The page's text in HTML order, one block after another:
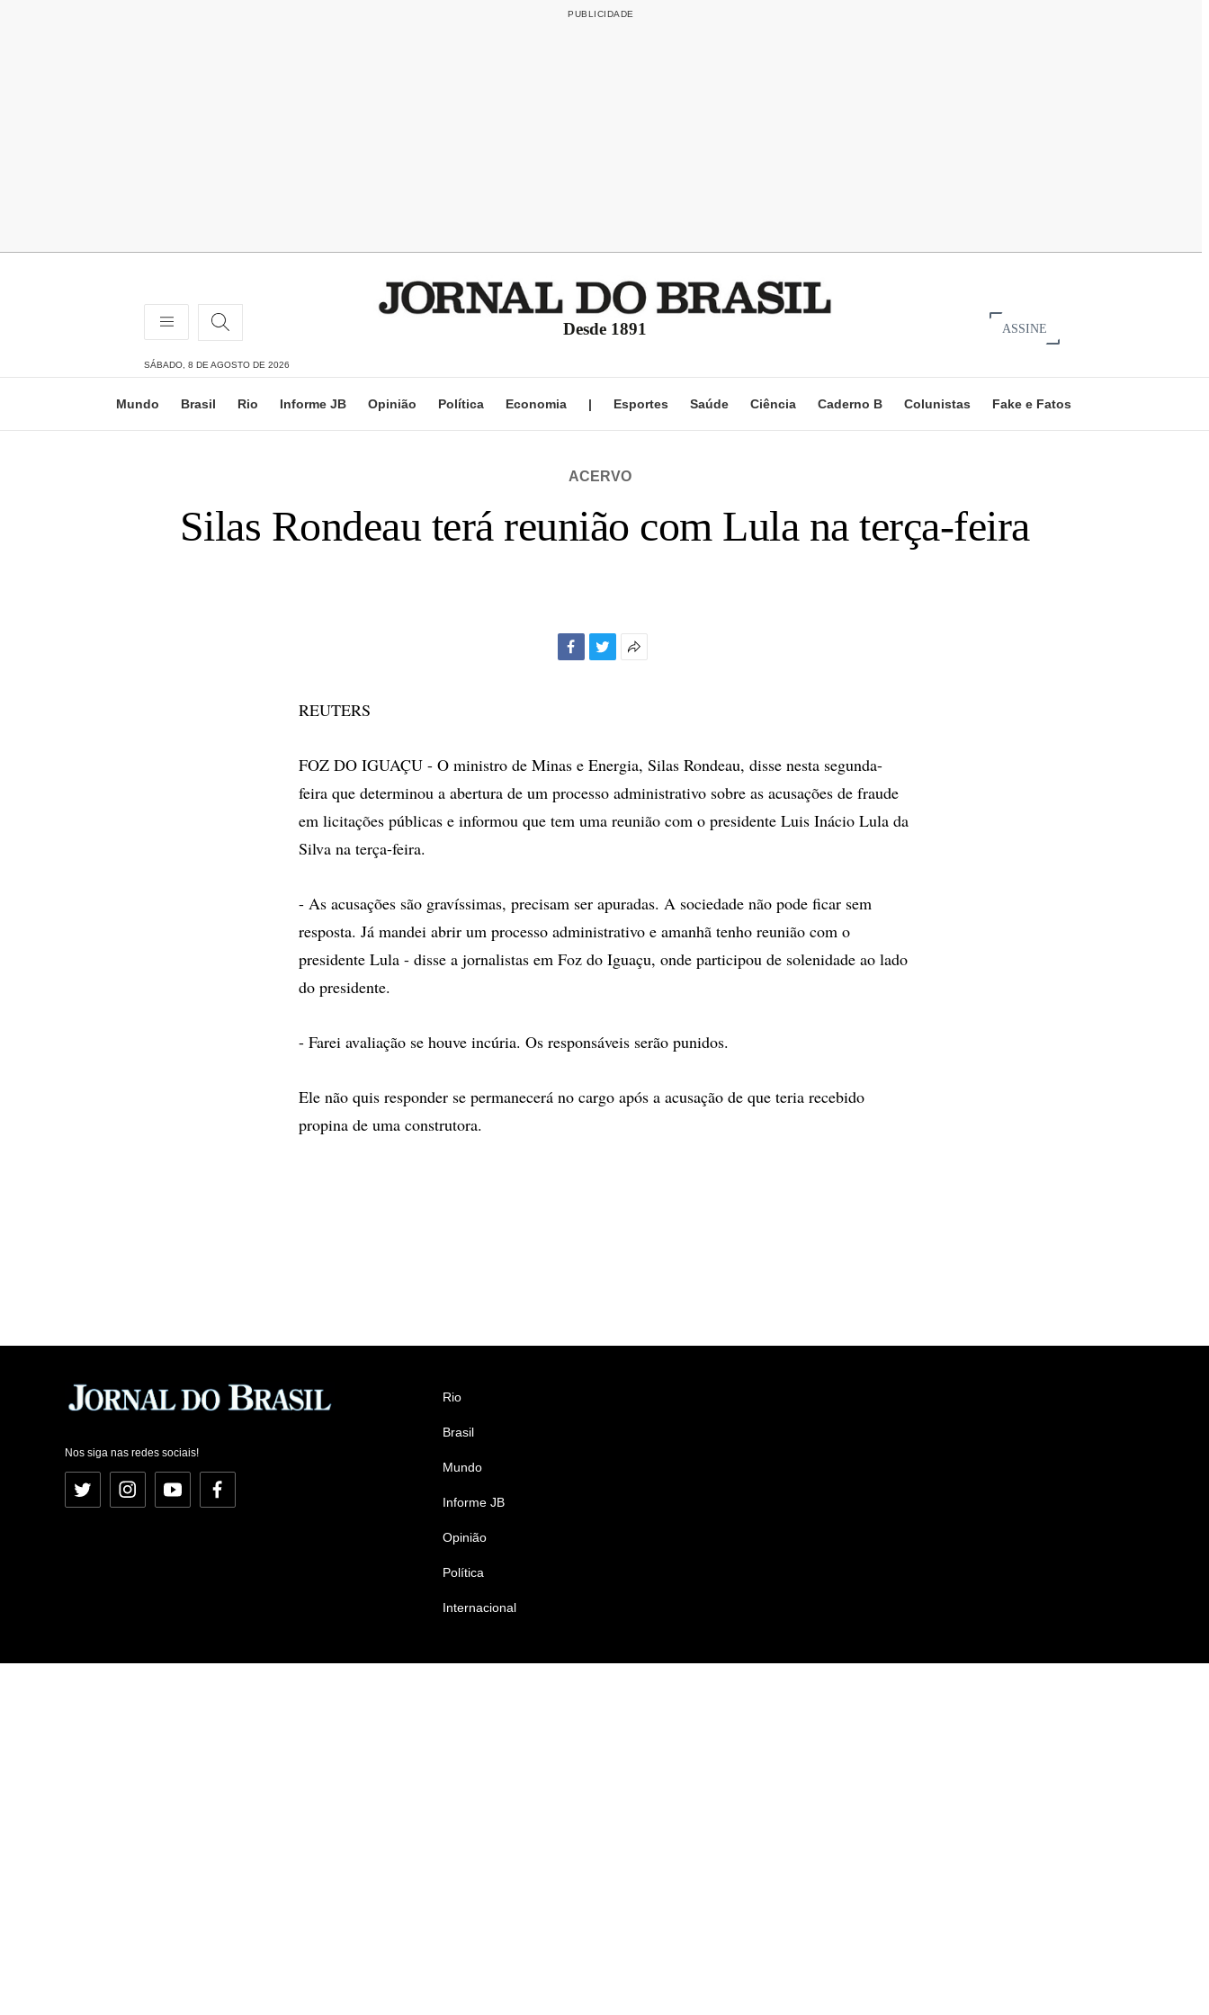
Desde 1891 ASSINE
SÁBADO, 8 DE AGOSTO DE 2026
Mundo Brasil Rio Informe JB Opinião Política Economia | Esportes Saúde Ciência Caderno B Colunistas Fake e Fatos
ACERVO
Silas Rondeau terá reunião com Lula na terça-feira
REUTERS
FOZ DO IGUAÇU - O ministro de Minas e Energia, Silas Rondeau, disse nesta segunda-
feira que determinou a abertura de um processo administrativo sobre as acusações de fraude
em licitações públicas e informou que tem uma reunião com o presidente Luis Inácio Lula da
Silva na terça-feira.
- As acusações são gravíssimas, precisam ser apuradas. A sociedade não pode ficar sem
resposta. Já mandei abrir um processo administrativo e amanhã tenho reunião com o
presidente Lula - disse a jornalistas em Foz do Iguaçu, onde participou de solenidade ao lado
do presidente.
- Farei avaliação se houve incúria. Os responsáveis serão punidos.
Ele não quis responder se permanecerá no cargo após a acusação de que teria recebido
propina de uma construtora.
Nos siga nas redes sociais!
Twitter InstagramYouTubeFacebook
Rio
Brasil
Mundo
Informe JB
Opinião
Política
Internacional